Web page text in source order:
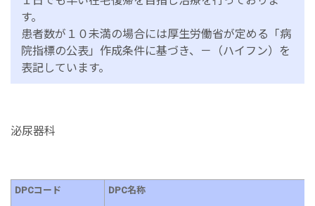
す。
患者数が１０未満の場合には厚生労働省が定める「病
院指標の公表」作成条件に基づき、－（ハイフン）を
表記しています。
泌尿器科
DPCコード DPC名称